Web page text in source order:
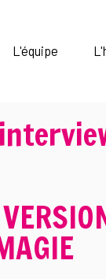
L'équipe